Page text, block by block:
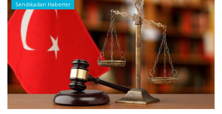
Sendikadan Haberler